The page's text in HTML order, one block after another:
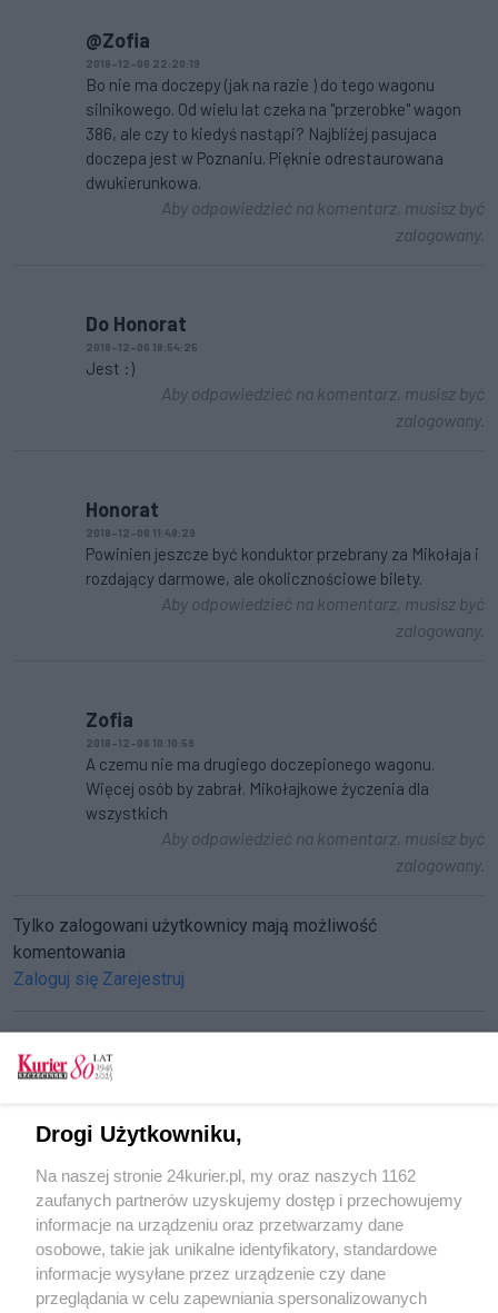
@Zofia
2018-12-06 22:20:19
Bo nie ma doczepy (jak na razie ) do tego wagonu
silnikowego. Od wielu lat czeka na "przerobke" wagon
386, ale czy to kiedyś nastąpi? Najbliżej pasujaca
doczepa jest w Poznaniu. Pięknie odrestaurowana
dwukierunkowa.
Aby odpowiedzieć na komentarz, musisz być
zalogowany.
Do Honorat
2018-12-06 18:54:25
Jest :)
Aby odpowiedzieć na komentarz, musisz być
zalogowany.
Honorat
2018-12-06 11:48:29
Powinien jeszcze być konduktor przebrany za Mikołaja i
rozdający darmowe, ale okolicznościowe bilety.
Aby odpowiedzieć na komentarz, musisz być
zalogowany.
Zofia
2018-12-06 10:10:59
A czemu nie ma drugiego doczepionego wagonu.
Więcej osób by zabrał. Mikołajkowe życzenia dla
wszystkich
Aby odpowiedzieć na komentarz, musisz być
zalogowany.
Tylko zalogowani użytkownicy mają możliwość
komentowania
Zaloguj się Zarejestruj
Mikołajki w kinie, teatrze albo na wystawie
Mikołajki dla najmłodszych w Kaskadzie
Marynarz Mikołaj zaprasza na jarmark [FILM]
POGODA
Drogi Użytkowniku,
Na naszej stronie 24kurier.pl, my oraz naszych 1162
zaufanych partnerów uzyskujemy dostęp i przechowujemy
informacje na urządzeniu oraz przetwarzamy dane
osobowe, takie jak unikalne identyfikatory, standardowe
informacje wysyłane przez urządzenie czy dane
przeglądania w celu zapewniania spersonalizowanych